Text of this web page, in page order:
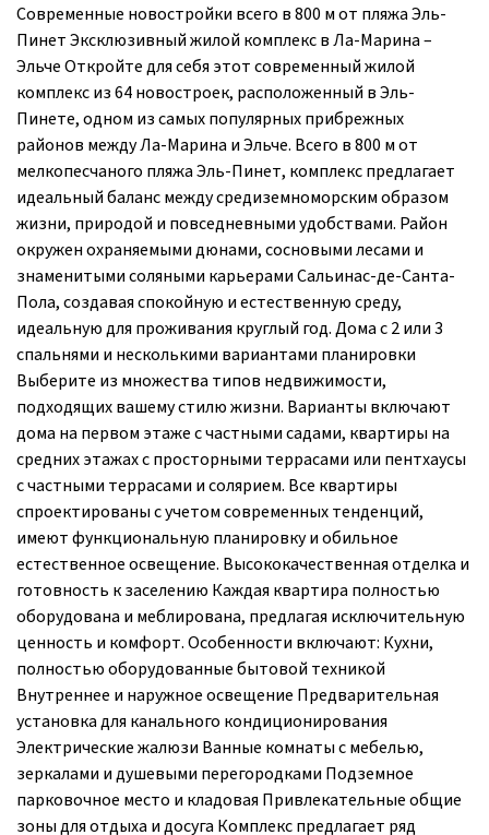
Современные новостройки всего в 800 м от пляжа Эль-
Пинет Эксклюзивный жилой комплекс в Ла-Марина –
Эльче Откройте для себя этот современный жилой
комплекс из 64 новостроек, расположенный в Эль-
Пинете, одном из самых популярных прибрежных
районов между Ла-Марина и Эльче. Всего в 800 м от
мелкопесчаного пляжа Эль-Пинет, комплекс предлагает
идеальный баланс между средиземноморским образом
жизни, природой и повседневными удобствами. Район
окружен охраняемыми дюнами, сосновыми лесами и
знаменитыми соляными карьерами Сальинас-де-Санта-
Пола, создавая спокойную и естественную среду,
идеальную для проживания круглый год. Дома с 2 или 3
спальнями и несколькими вариантами планировки
Выберите из множества типов недвижимости,
подходящих вашему стилю жизни. Варианты включают
дома на первом этаже с частными садами, квартиры на
средних этажах с просторными террасами или пентхаусы
с частными террасами и солярием. Все квартиры
спроектированы с учетом современных тенденций,
имеют функциональную планировку и обильное
естественное освещение. Высококачественная отделка и
готовность к заселению Каждая квартира полностью
оборудована и меблирована, предлагая исключительную
ценность и комфорт. Особенности включают: Кухни,
полностью оборудованные бытовой техникой
Внутреннее и наружное освещение Предварительная
установка для канального кондиционирования
Электрические жалюзи Ванные комнаты с мебелью,
зеркалами и душевыми перегородками Подземное
парковочное место и кладовая Привлекательные общие
зоны для отдыха и досуга Комплекс предлагает ряд